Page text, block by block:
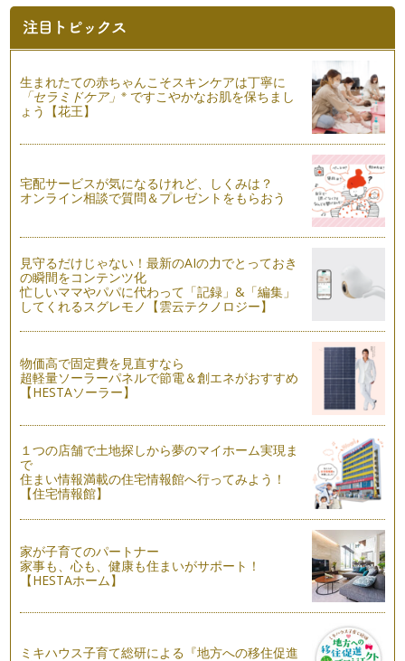
長い梅雨やお天気が不安定な日々が続きますが、体調などくず
していませんか？お日様からお名前を…
長い雨が続く関東も浄化の時期なのかも・・・、この自然の計
らいを大切に感じる日々のやまがたて…
いつも子育てに頑張るママにゆるっと気持ちを緩めるメッセー
絆ホルモン オキシトシンとスキンシップ
先日NHKでも番組で取り上げられていた「オキシトシン」と
いうホルモン。このホルモン一番の特…
五感を使う子どもとの時間
いつも子育てを頑張っているみなさまに、今日もすこしでも
心がほぐれるメッセージをお伝えいた…
いつも子育てを頑張っているみなさまに今日もすこしでも 心
がほぐれるメッセージをお伝えいたし…
した。そこにはたくさんの人生ドラマ…
生まれたての赤ちゃんこそスキンケアは丁寧に
「セラミドケア」※ ですこやかなお肌を保ちまし
ょう【花王】
宅配サービスが気になるけれど、しくみは？
オンライン相談で質問＆プレゼントをもらおう
見守るだけじゃない！最新のAIの力でとっておき
の瞬間をコンテンツ化
忙しいママやパパに代わって「記録」&「編集」
してくれるスグレモノ【雲云テクノロジー】
物価高で固定費を見直すなら
超軽量ソーラーパネルで節電＆創エネがおすすめ
【HESTAソーラー】
１つの店舗で土地探しから夢のマイホーム実現ま
で
住まい情報満載の住宅情報館へ行ってみよう！
【住宅情報館】
家が子育てのパートナー
家事も、心も、健康も住まいがサポート！
【HESTAホーム】
ミキハウス子育て総研による『地方への移住促進